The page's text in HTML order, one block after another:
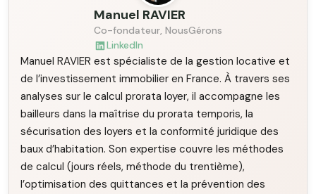
Manuel RAVIER
Co-fondateur, NousGérons
LinkedIn
Manuel RAVIER est spécialiste de la gestion locative et
de l’investissement immobilier en France. À travers ses
analyses sur le calcul prorata loyer, il accompagne les
bailleurs dans la maîtrise du prorata temporis, la
sécurisation des loyers et la conformité juridique des
baux d’habitation. Son expertise couvre les méthodes
de calcul (jours réels, méthode du trentième),
l’optimisation des quittances et la prévention des